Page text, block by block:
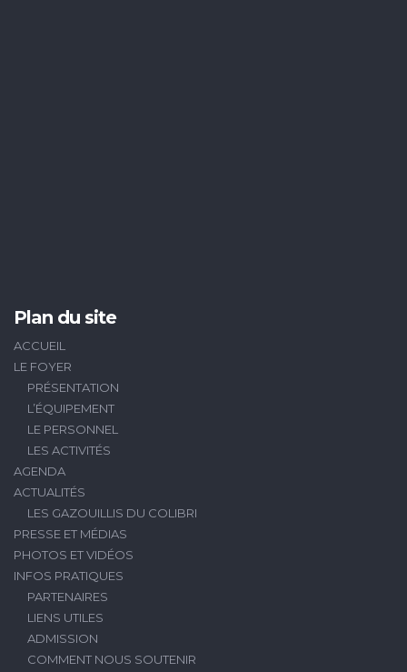
Plan du site
ACCUEIL
LE FOYER
PRÉSENTATION
L’ÉQUIPEMENT
LE PERSONNEL
LES ACTIVITÉS
AGENDA
ACTUALITÉS
LES GAZOUILLIS DU COLIBRI
PRESSE ET MÉDIAS
PHOTOS ET VIDÉOS
INFOS PRATIQUES
PARTENAIRES
LIENS UTILES
ADMISSION
COMMENT NOUS SOUTENIR